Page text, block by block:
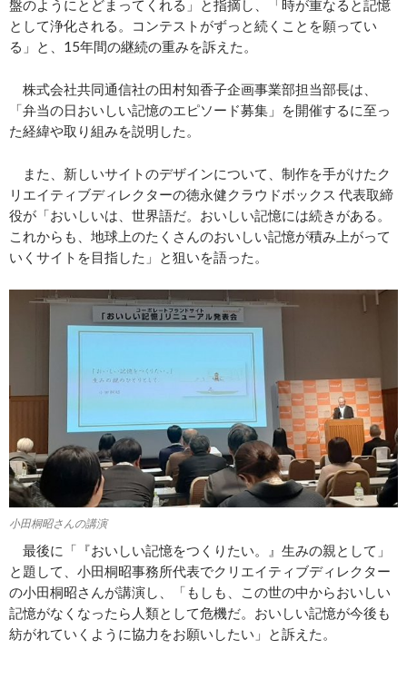
盤のようにとどまってくれる」と指摘し、「時が重なると記憶
として浄化される。コンテストがずっと続くことを願ってい
る」と、15年間の継続の重みを訴えた。
株式会社共同通信社の田村知香子企画事業部担当部長は、
「弁当の日おいしい記憶のエピソード募集」を開催するに至っ
た経緯や取り組みを説明した。
また、新しいサイトのデザインについて、制作を手がけたク
リエイティブディレクターの徳永健クラウドボックス 代表取締
役が「おいしいは、世界語だ。おいしい記憶には続きがある。
これからも、地球上のたくさんのおいしい記憶が積み上がって
いくサイトを目指した」と狙いを語った。
小田桐昭さんの講演
最後に「『おいしい記憶をつくりたい。』生みの親として」
と題して、小田桐昭事務所代表でクリエイティブディレクター
の小田桐昭さんが講演し、「もしも、この世の中からおいしい
記憶がなくなったら人類として危機だ。おいしい記憶が今後も
紡がれていくように協力をお願いしたい」と訴えた。